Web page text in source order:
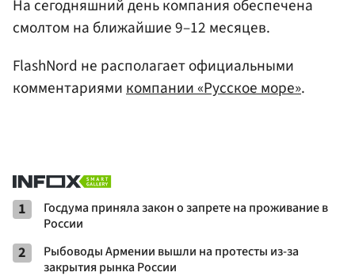
На сегодняшний день компания обеспечена
смолтом на ближайшие 9–12 месяцев.
FlashNord не располагает официальными
комментариями компании «Русское море».
1
Госдума приняла закон о запрете на проживание в
России
2
Рыбоводы Армении вышли на протесты из-за
закрытия рынка России